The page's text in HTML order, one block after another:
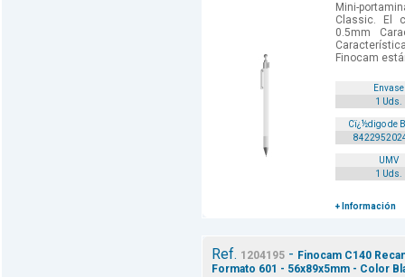
Mini-
Classic. El
0.5mm
Finocam
Envase
1 Uds.
Cï¿½digo de
UMV
1 Uds.
+ Información
Ref. 1204195- Finocam C140
Formato 601 - 56x89x5mm - Color